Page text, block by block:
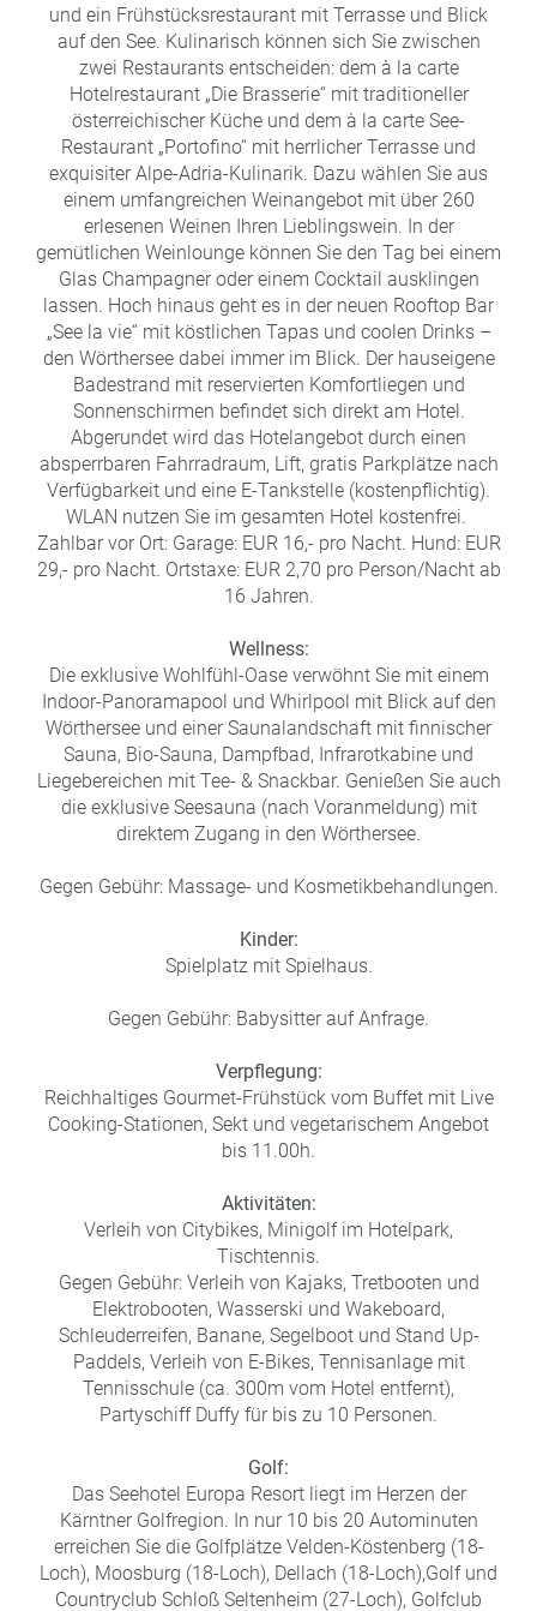
und ein Frühstücksrestaurant mit Terrasse und Blick
auf den See. Kulinarisch können sich Sie zwischen
zwei Restaurants entscheiden: dem à la carte
Hotelrestaurant „Die Brasserie“ mit traditioneller
österreichischer Küche und dem à la carte See-
Restaurant „Portofino“ mit herrlicher Terrasse und
exquisiter Alpe-Adria-Kulinarik. Dazu wählen Sie aus
einem umfangreichen Weinangebot mit über 260
erlesenen Weinen Ihren Lieblingswein. In der
gemütlichen Weinlounge können Sie den Tag bei einem
Glas Champagner oder einem Cocktail ausklingen
lassen. Hoch hinaus geht es in der neuen Rooftop Bar
„See la vie“ mit köstlichen Tapas und coolen Drinks –
den Wörthersee dabei immer im Blick. Der hauseigene
Badestrand mit reservierten Komfortliegen und
Sonnenschirmen befindet sich direkt am Hotel.
Abgerundet wird das Hotelangebot durch einen
absperrbaren Fahrradraum, Lift, gratis Parkplätze nach
Verfügbarkeit und eine E-Tankstelle (kostenpflichtig).
WLAN nutzen Sie im gesamten Hotel kostenfrei.
Zahlbar vor Ort: Garage: EUR 16,- pro Nacht. Hund: EUR
29,- pro Nacht. Ortstaxe: EUR 2,70 pro Person/Nacht ab
16 Jahren.
Wellness:
Die exklusive Wohlfühl-Oase verwöhnt Sie mit einem
Indoor-Panoramapool und Whirlpool mit Blick auf den
Wörthersee und einer Saunalandschaft mit finnischer
Sauna, Bio-Sauna, Dampfbad, Infrarotkabine und
Liegebereichen mit Tee- & Snackbar. Genießen Sie auch
die exklusive Seesauna (nach Voranmeldung) mit
direktem Zugang in den Wörthersee.
Gegen Gebühr: Massage- und Kosmetikbehandlungen.
Kinder:
Spielplatz mit Spielhaus.
Gegen Gebühr: Babysitter auf Anfrage.
Verpflegung:
Reichhaltiges Gourmet-Frühstück vom Buffet mit Live
Cooking-Stationen, Sekt und vegetarischem Angebot
bis 11.00h.
Aktivitäten:
Verleih von Citybikes, Minigolf im Hotelpark,
Tischtennis.
Gegen Gebühr: Verleih von Kajaks, Tretbooten und
Elektrobooten, Wasserski und Wakeboard,
Schleuderreifen, Banane, Segelboot und Stand Up-
Paddels, Verleih von E-Bikes, Tennisanlage mit
Tennisschule (ca. 300m vom Hotel entfernt),
Partyschiff Duffy für bis zu 10 Personen.
Golf:
Das Seehotel Europa Resort liegt im Herzen der
Kärntner Golfregion. In nur 10 bis 20 Autominuten
erreichen Sie die Golfplätze Velden-Köstenberg (18-
Loch), Moosburg (18-Loch), Dellach (18-Loch),Golf und
Countryclub Schloß Seltenheim (27-Loch), Golfclub